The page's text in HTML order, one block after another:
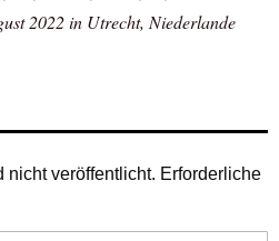
2022 in Utrecht, Niederlande
nicht veröffentlicht. Erforderliche